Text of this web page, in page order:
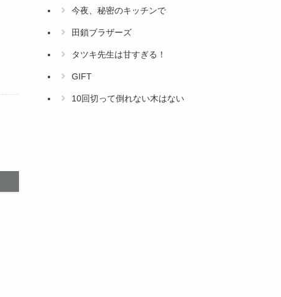
今夜、秘密のキッチンで
田鎖ブラザーズ
タツキ先生は甘すぎる！
GIFT
10回切って倒れない木はない